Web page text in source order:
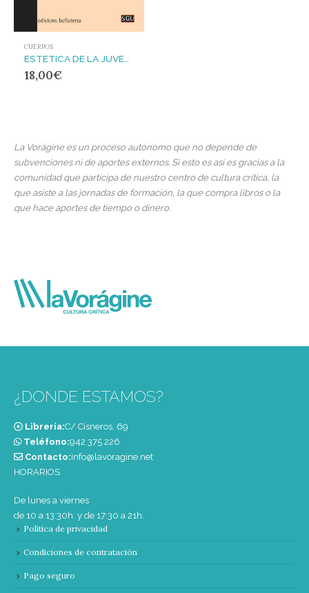
CUERPOS
ESTETICA DE LA JUVENTUD
18,00€
La Vorágine es un proceso autónomo que no depende de
subvenciones ni de aportes externos. Si esto es así es gracias a la
comunidad que participa de nuestro centro de cultura crítica, la
que asiste a las jornadas de formación, la que compra libros o la
que hace aportes de tiempo o dinero.
¿DONDE ESTAMOS?
Librería:C/ Cisneros, 69
Teléfono:‭942 375 226‬
Contacto:info@lavoragine.net
HORARIOS
De lunes a viernes
de 10 a 13:30h. y de 17:30 a 21h.
Política de privacidad
Condiciones de contratación
Pago seguro